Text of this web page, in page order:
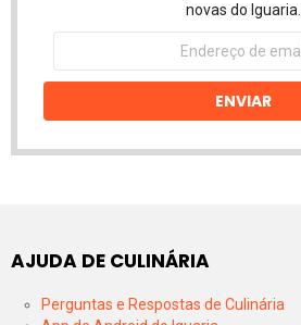
novas do Iguaria.
Endereço
email
ENVIAR
AJUDA DE CULINÁRIA
Perguntas e Respostas de Culinária